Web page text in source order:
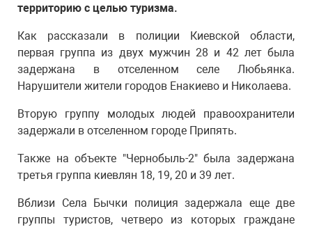
территорию с целью туризма.
Как рассказали в полиции Киевской области,
первая группа из двух мужчин 28 и 42 лет была
задержана в отселенном селе Любьянка.
Нарушители жители городов Енакиево и Николаева.
Вторую группу молодых людей правоохранители
задержали в отселенном городе Припять.
Также на объекте "Чернобыль-2" была задержана
третья группа киевлян 18, 19, 20 и 39 лет.
Вблизи Села Бычки полиция задержала еще две
группы туристов, четверо из которых граждане